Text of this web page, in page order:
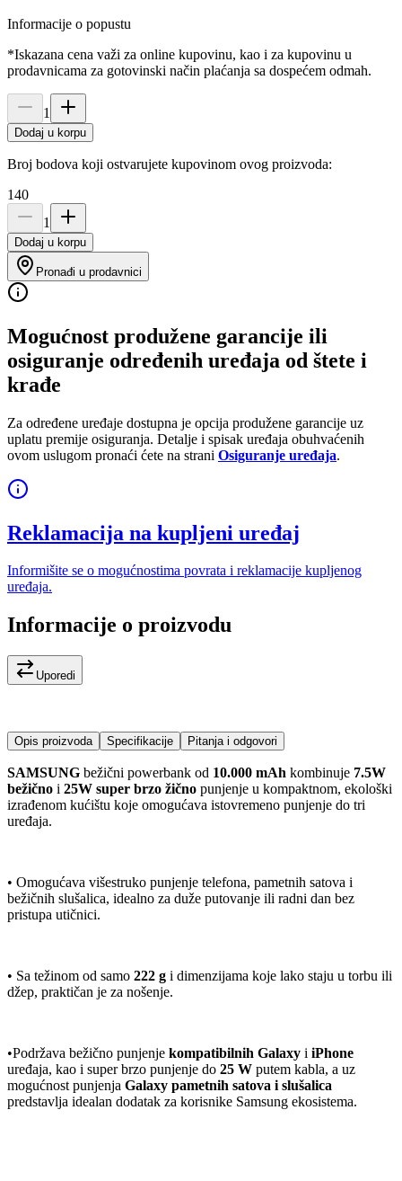
Informacije o popustu
*Iskazana cena važi za online kupovinu, kao i za kupovinu u
prodavnicama za gotovinski način plaćanja sa dospećem odmah.
1
Dodaj u korpu
Broj bodova koji ostvarujete kupovinom ovog proizvoda:
140
1
Dodaj u korpu
Pronađi u prodavnici
Mogućnost produžene garancije ili
osiguranje određenih uređaja od štete i
krađe
Za određene uređaje dostupna je opcija produžene garancije uz
uplatu premije osiguranja. Detalje i spisak uređaja obuhvaćenih
ovom uslugom pronaći ćete na strani Osiguranje uređaja.
Reklamacija na kupljeni uređaj
Informišite se o mogućnostima povrata i reklamacije kupljenog
uređaja.
Informacije o proizvodu
Uporedi
Opis proizvoda Specifikacije Pitanja i odgovori
SAMSUNG bežični powerbank od 10.000 mAh kombinuje 7.5W
bežično i 25W super brzo žično punjenje u kompaktnom, ekološki
izrađenom kućištu koje omogućava istovremeno punjenje do tri
uređaja.
• Omogućava višestruko punjenje telefona, pametnih satova i
bežičnih slušalica, idealno za duže putovanje ili radni dan bez
pristupa utičnici.
• Sa težinom od samo 222 g i dimenzijama koje lako staju u torbu ili
džep, praktičan je za nošenje.
•Podržava bežično punjenje kompatibilnih Galaxy i iPhone
uređaja, kao i super brzo punjenje do 25 W putem kabla, a uz
mogućnost punjenja Galaxy pametnih satova i slušalica
predstavlja idealan dodatak za korisnike Samsung ekosistema.